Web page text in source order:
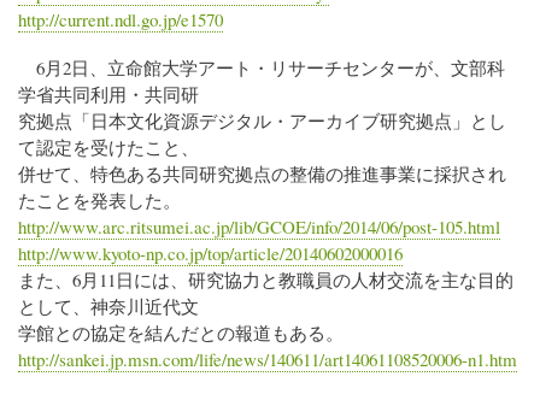
http://current.ndl.go.jp/e1570
6月2日、立命館大学アート・リサーチセンターが、文部科
学省共同利用・共同研
究拠点「日本文化資源デジタル・アーカイブ研究拠点」とし
て認定を受けたこと、
併せて、特色ある共同研究拠点の整備の推進事業に採択され
たことを発表した。
http://www.arc.ritsumei.ac.jp/lib/GCOE/info/2014/06/post-105.html
http://www.kyoto-np.co.jp/top/article/20140602000016
また、6月11日には、研究協力と教職員の人材交流を主な目的
として、神奈川近代文
学館との協定を結んだとの報道もある。
http://sankei.jp.msn.com/life/news/140611/art14061108520006-n1.htm